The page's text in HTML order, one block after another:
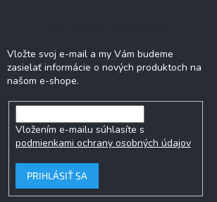
Vložte svoj e-mail a my Vám budeme
zasielať informácie o nových produktoch na
našom e-shope.
Vložením e-mailu súhlasíte s
podmienkami ochrany osobných údajov
PRIHLÁSIŤ SA